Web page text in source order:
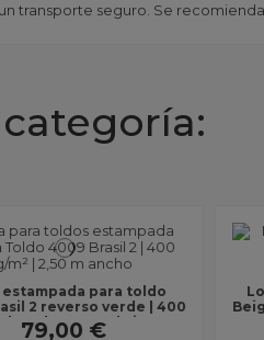
transporte seguro. Se
para Toldo 2148 Marrón
| Acrílica Masacril 300 g/m²
| Ancho 1,20 m | Lona...
36,00 €